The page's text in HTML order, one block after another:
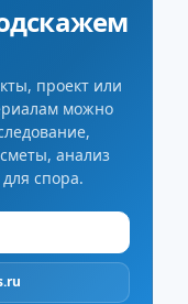
проект или
можно
анализ
спора.